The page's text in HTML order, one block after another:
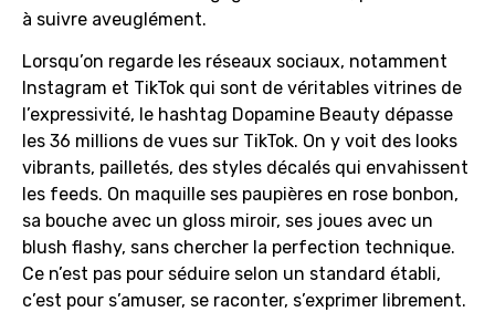
à suivre aveuglément.
Lorsqu’on regarde les réseaux sociaux, notamment
Instagram et TikTok qui sont de véritables vitrines de
l’expressivité, le hashtag Dopamine Beauty dépasse
les 36 millions de vues sur TikTok. On y voit des looks
vibrants, pailletés, des styles décalés qui envahissent
les feeds. On maquille ses paupières en rose bonbon,
sa bouche avec un gloss miroir, ses joues avec un
blush flashy, sans chercher la perfection technique.
Ce n’est pas pour séduire selon un standard établi,
c’est pour s’amuser, se raconter, s’exprimer librement.